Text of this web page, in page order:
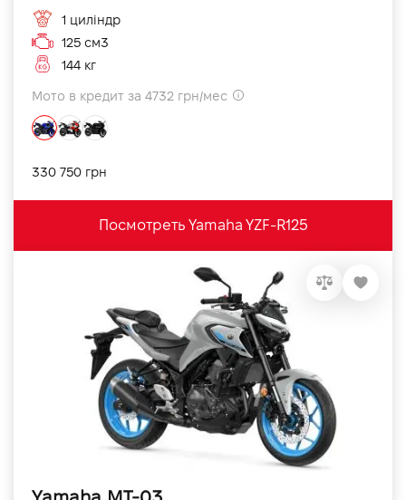
1 циліндр
125 см3
144 кг
Мото в кредит за 4732 грн/мес
330 750 грн
Посмотреть Yamaha YZF-R125